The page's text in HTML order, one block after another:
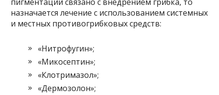
назначается лечение с использованием системных
и местных противогрибковых средств:
«Нитрофугин»;
«Микосептин»;
«Клотримазол»;
«Дермозолон»;